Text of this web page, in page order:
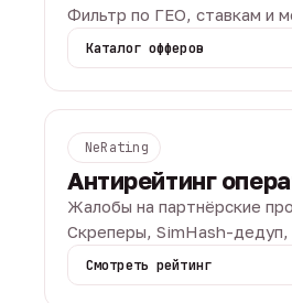
Фильтр по ГЕО, ставкам и
Каталог офферов
NeRating
Антирейтинг
Жалобы на партнёрские
Скреперы, SimHash-
Смотреть рейтинг